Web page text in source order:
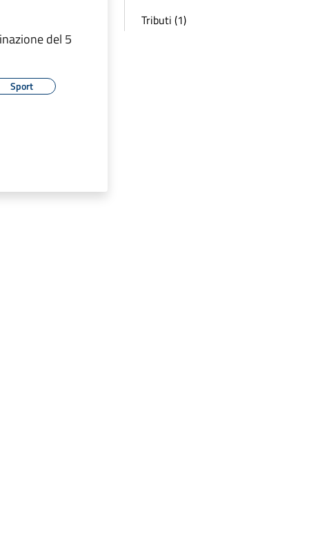
del 5
Sport
Tributi (1)